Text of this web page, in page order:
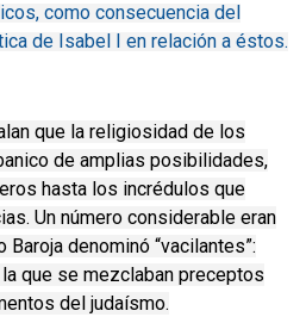
como consecuencia del
de Isabel I en relación a éstos.
que la religiosidad de los
de amplias posibilidades,
hasta los incrédulos que
Un número considerable eran
denominó “vacilantes”:
que se mezclaban preceptos
del judaísmo.